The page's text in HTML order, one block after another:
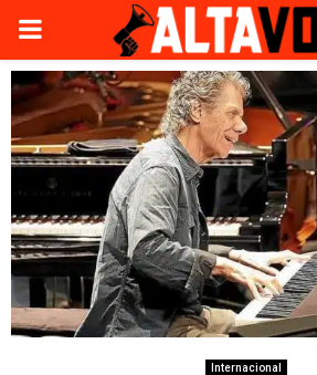
PRIMARY
MENU
Internacional